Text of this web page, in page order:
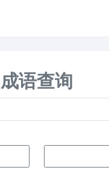
成语查询